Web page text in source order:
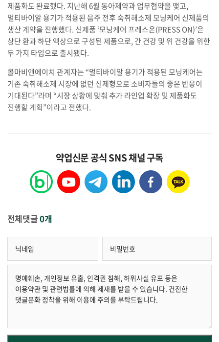
제품화도 완료했다. 지난해 6월 동아제약과 업무협약을 맺고,
멀티바이알 용기가 적용된 음주 전후 숙취해소제 모닝케어 신제품의
생산 계약을 진행했다. 신제품 ‘모닝케어 프레스온(PRESS ON)’은
상단 환과 하단 액상으로 구성된 제품으로, 간 건강 및 위 건강을 위한
두 가지 타입으로 출시됐다.
콜마비앤에이치 관계자는 “멀티바이알 용기가 적용된 모닝케어는
기존 숙취해소제 시장에 없던 신제형으로 소비자들의 좋은 반응이
기대된다”라며 “시장 상황에 맞춰 추가 라인업 확장 및 제품화도
진행할 계획”이라고 전했다.
약업신문 공식 SNS 채널 구독
전체댓글0개